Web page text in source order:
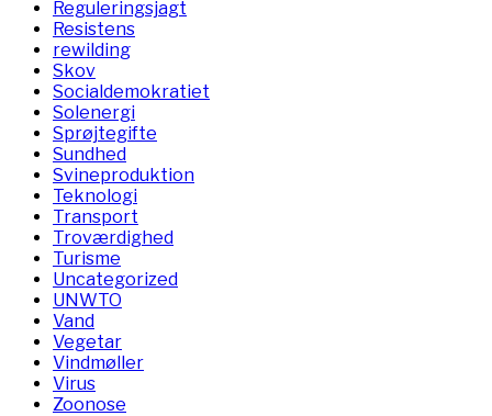
Reguleringsjagt
Resistens
rewilding
Skov
Socialdemokratiet
Solenergi
Sprøjtegifte
Sundhed
Svineproduktion
Teknologi
Transport
Troværdighed
Turisme
Uncategorized
UNWTO
Vand
Vegetar
Vindmøller
Virus
Zoonose